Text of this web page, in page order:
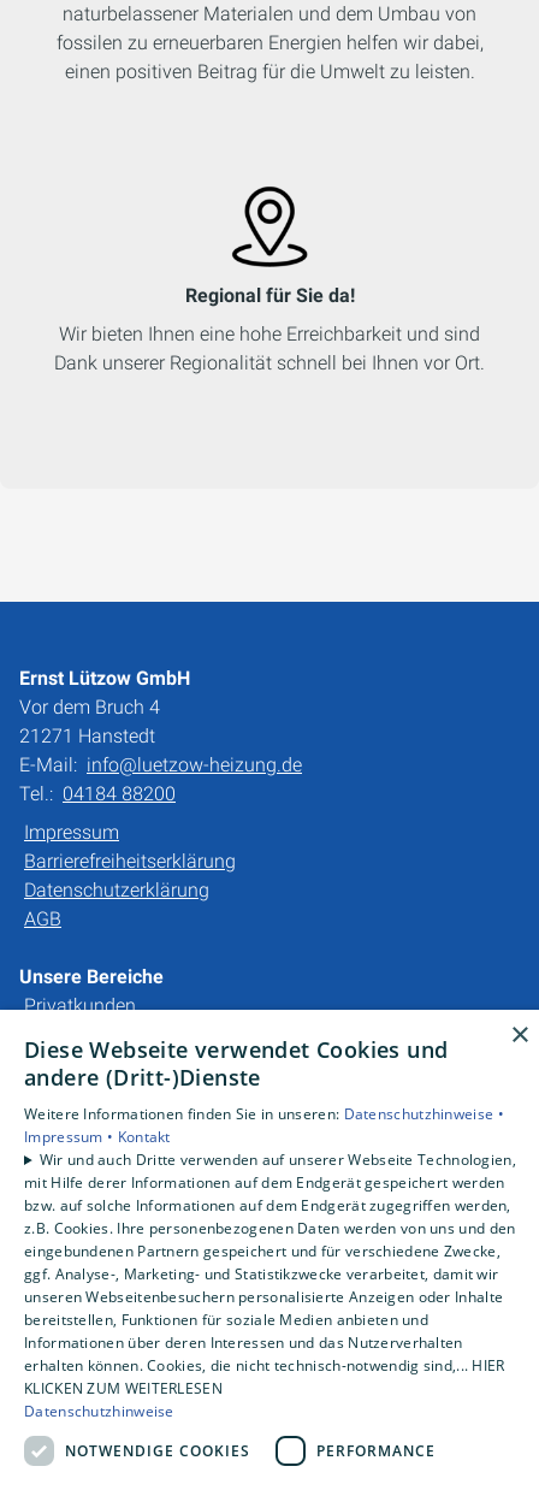
naturbelassener Materialen und dem Umbau von
fossilen zu erneuerbaren Energien helfen wir dabei,
einen positiven Beitrag für die Umwelt zu leisten.
Regional für Sie da!
Wir bieten Ihnen eine hohe Erreichbarkeit und sind
Dank unserer Regionalität schnell bei Ihnen vor Ort.
Ernst Lützow GmbH
Vor dem Bruch 4
21271 Hanstedt
E-Mail: info@luetzow-heizung.de
Tel.: 04184 88200
Impressum
Barrierefreiheitserklärung
Datenschutzerklärung
AGB
Unsere Bereiche
Privatkunden
Karriere
Unternehmen
Kontakt
×
Diese Webseite verwendet Cookies und
andere (Dritt-)Dienste
Weitere Informationen finden Sie in unseren: Datenschutzhinweise •
Impressum • Kontakt
Wir und auch Dritte verwenden auf unserer Webseite Technologien,
mit Hilfe derer Informationen auf dem Endgerät gespeichert werden
bzw. auf solche Informationen auf dem Endgerät zugegriffen werden,
z.B. Cookies. Ihre personenbezogenen Daten werden von uns und den
eingebundenen Partnern gespeichert und für verschiedene Zwecke,
ggf. Analyse-, Marketing- und Statistikzwecke verarbeitet, damit wir
unseren Webseitenbesuchern personalisierte Anzeigen oder Inhalte
bereitstellen, Funktionen für soziale Medien anbieten und
Informationen über deren Interessen und das Nutzerverhalten
erhalten können. Cookies, die nicht technisch-notwendig sind,... HIER
KLICKEN ZUM WEITERLESEN
Datenschutzhinweise
NOTWENDIGE COOKIES
PERFORMANCE